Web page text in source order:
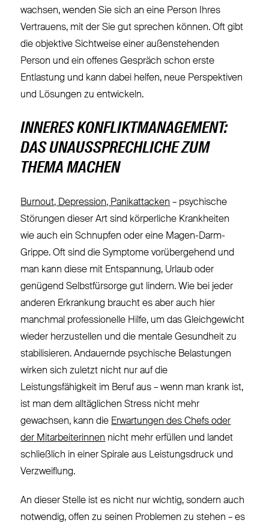
wachsen, wenden Sie sich an eine Person Ihres
Vertrauens, mit der Sie gut sprechen können. Oft gibt
die objektive Sichtweise einer außenstehenden
Person und ein offenes Gespräch schon erste
Entlastung und kann dabei helfen, neue Perspektiven
und Lösungen zu entwickeln.
INNERES KONFLIKTMANAGEMENT:
DAS UNAUSSPRECHLICHE ZUM
THEMA MACHEN
Burnout, Depression, Panikattacken – psychische
Störungen dieser Art sind körperliche Krankheiten
wie auch ein Schnupfen oder eine Magen-Darm-
Grippe. Oft sind die Symptome vorübergehend und
man kann diese mit Entspannung, Urlaub oder
genügend Selbstfürsorge gut lindern. Wie bei jeder
anderen Erkrankung braucht es aber auch hier
manchmal professionelle Hilfe, um das Gleichgewicht
wieder herzustellen und die mentale Gesundheit zu
stabilisieren. Andauernde psychische Belastungen
wirken sich zuletzt nicht nur auf die
Leistungsfähigkeit im Beruf aus – wenn man krank ist,
ist man dem alltäglichen Stress nicht mehr
gewachsen, kann die Erwartungen des Chefs oder
der Mitarbeiterinnen nicht mehr erfüllen und landet
schließlich in einer Spirale aus Leistungsdruck und
Verzweiflung.
An dieser Stelle ist es nicht nur wichtig, sondern auch
notwendig, offen zu seinen Problemen zu stehen – es